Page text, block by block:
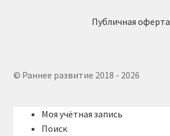
Публичная оферта
© Раннее развитие 2018 - 2026
Моя учётная запись
Поиск